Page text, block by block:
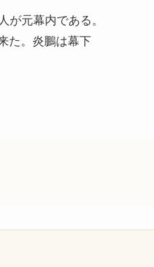
元幕内である。
た。炎鵬は幕下